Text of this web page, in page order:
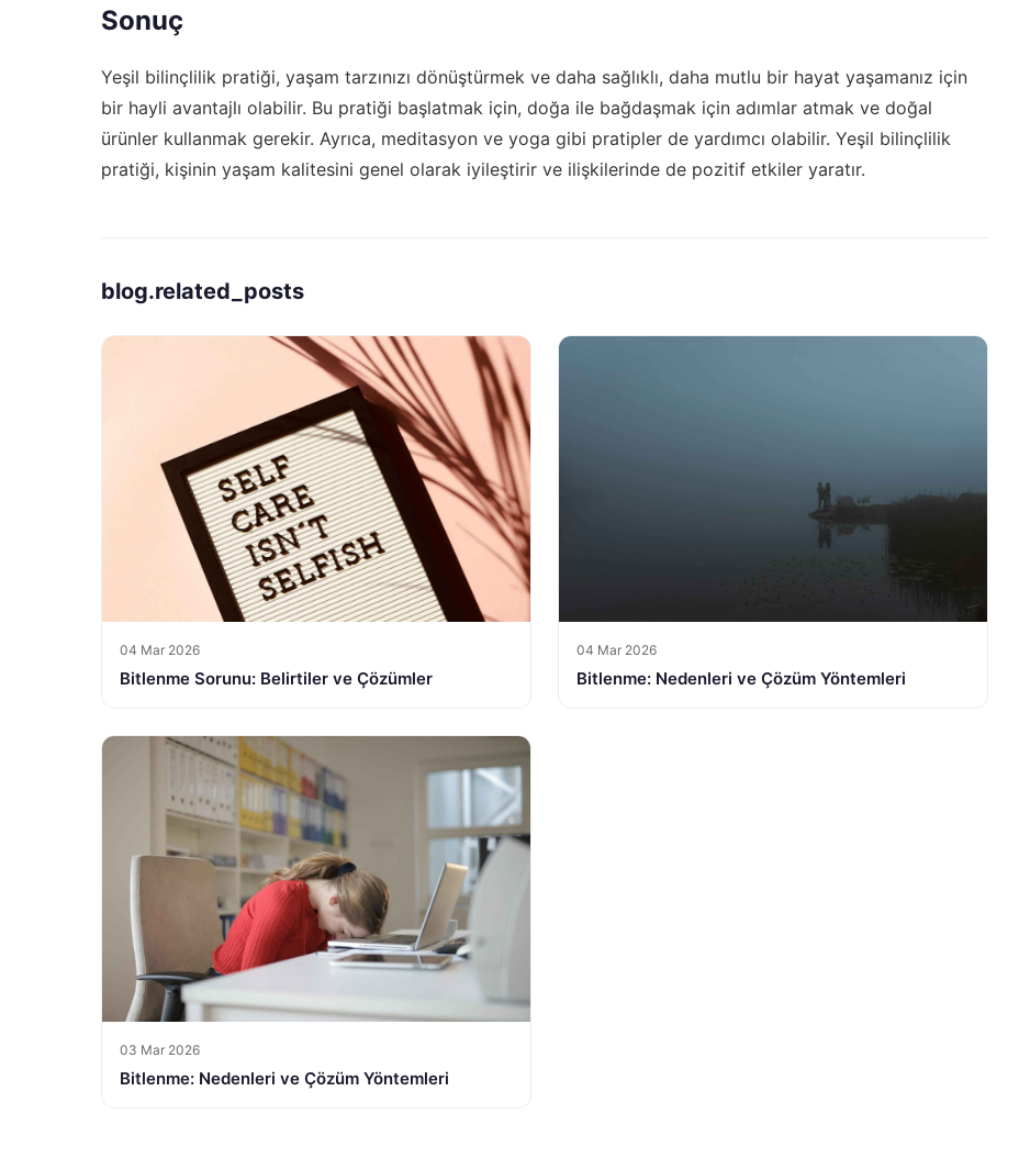
Sonuç
Yeşil bilinçlilik pratiği, yaşam tarzınızı dönüştürmek ve daha sağlıklı, daha mutlu bir hayat yaşamanız için
bir hayli avantajlı olabilir. Bu pratiği başlatmak için, doğa ile bağdaşmak için adımlar atmak ve doğal
ürünler kullanmak gerekir. Ayrıca, meditasyon ve yoga gibi pratipler de yardımcı olabilir. Yeşil bilinçlilik
pratiği, kişinin yaşam kalitesini genel olarak iyileştirir ve ilişkilerinde de pozitif etkiler yaratır.
blog.related_posts
04 Mar 2026
Bitlenme Sorunu: Belirtiler ve Çözümler
04 Mar 2026
Bitlenme: Nedenleri ve Çözüm Yöntemleri
03 Mar 2026
Bitlenme: Nedenleri ve Çözüm Yöntemleri